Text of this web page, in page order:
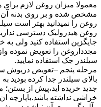
معمولا میزان روغن لازم
مشخص شده و بر روی بدنه
روغن را نمیدانید بهتر است
جایگزین استفاده کنید ولی
مجدداروغن را تعویض نموده
سیلندر جک استفاده نمایید.
مرحله پنجم –تعویض درپوش
بالای سیلندر جدا کرده
جدید خریده اید،پیش از
خراشی نداشته باشد.باپارچه ان